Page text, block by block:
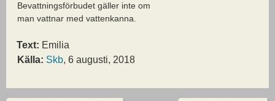
Bevattningsförbudet gäller inte om
man vattnar med vattenkanna.
Text: Emilia
Källa: Skb, 6 augusti, 2018